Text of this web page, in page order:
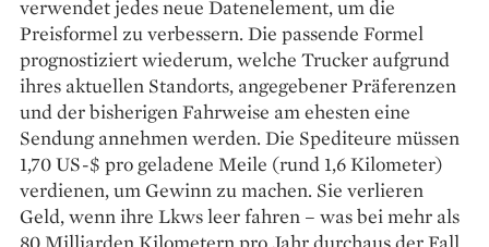
verwendet jedes neue Datenelement, um die
Preisformel zu verbessern. Die passende Formel
prognostiziert wiederum, welche Trucker aufgrund
ihres aktuellen Standorts, angegebener Präferenzen
und der bisherigen Fahrweise am ehesten eine
Sendung annehmen werden. Die Spediteure müssen
1,70 US-$ pro geladene Meile (rund 1,6 Kilometer)
verdienen, um Gewinn zu machen. Sie verlieren
Geld, wenn ihre Lkws leer fahren – was bei mehr als
80 Milliarden Kilometern pro Jahr durchaus der Fall